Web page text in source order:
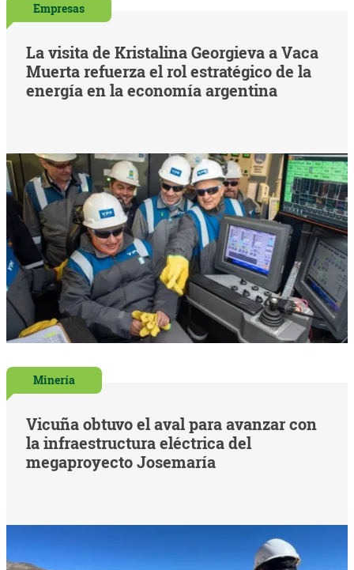
Empresas
La visita de Kristalina Georgieva a Vaca
Muerta refuerza el rol estratégico de la
energía en la economía argentina
Minería
Vicuña obtuvo el aval para avanzar con
la infraestructura eléctrica del
megaproyecto Josemaría